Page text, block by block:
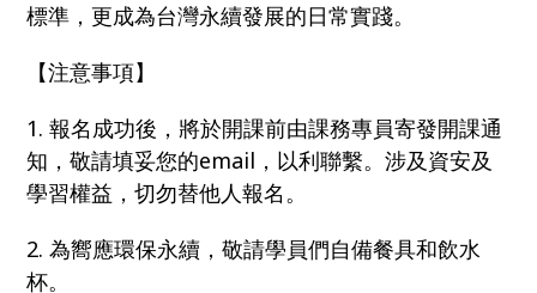
標準，更成為台灣永續發展的日常實踐。
【注意事項】
1. 報名成功後，將於開課前由課務專員寄發開課通
知，敬請填妥您的email，以利聯繫。涉及資安及
學習權益，切勿替他人報名。
2. 為嚮應環保永續，敬請學員們自備餐具和飲水
杯。